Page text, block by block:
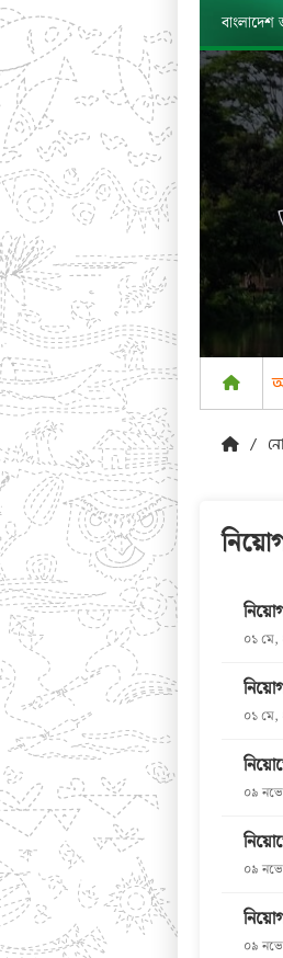
বাংলাদেশ
০১
০১
০৯
০৯
০৯